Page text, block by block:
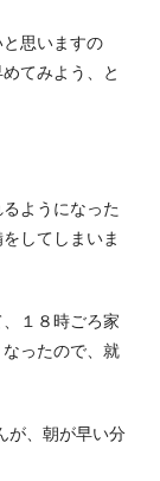
思いますの
てみよう、と
ようになった
してしまいま
１８時ごろ家
ったので、就
が、朝が早い分